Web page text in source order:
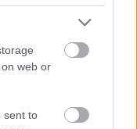
web or
sent to